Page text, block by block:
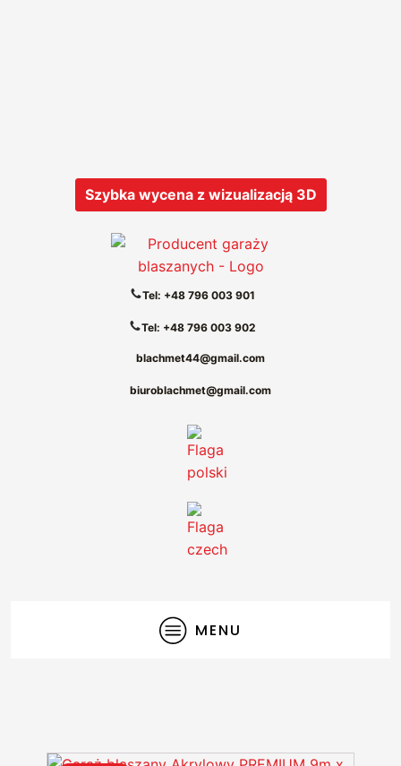
Szybka wycena z wizualizacją 3D
Tel: +48 796 003 901
Tel: +48 796 003 902
blachmet44@gmail.com
biuroblachmet@gmail.com
MENU